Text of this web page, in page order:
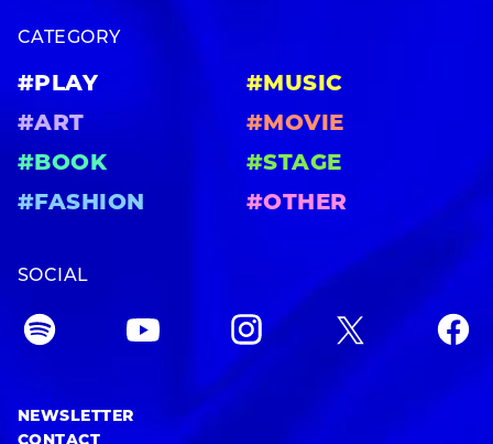
CATEGORY
#PLAY
#MUSIC
#ART
#MOVIE
#BOOK
#STAGE
#FASHION
#OTHER
SOCIAL
NEWSLETTER